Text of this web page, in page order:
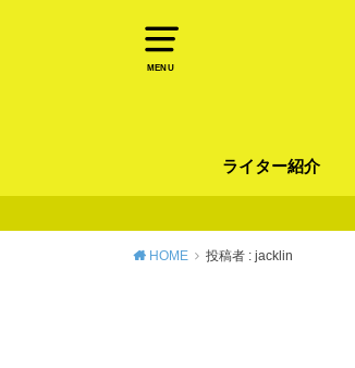
MENU
ライター紹介
HOME 投稿者 : jacklin